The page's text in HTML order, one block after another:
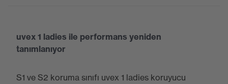
uvex 1 ladies ile performans yeniden
tanımlanıyor
S1 ve S2 koruma sınıfı uvex 1 ladies koruyucu